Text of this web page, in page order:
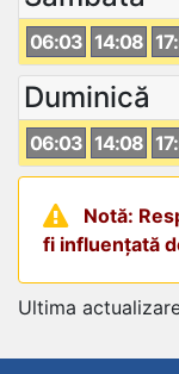
06:03 14:08
Duminică
06:03 14:08
Notă:
fi influențată
Ultima